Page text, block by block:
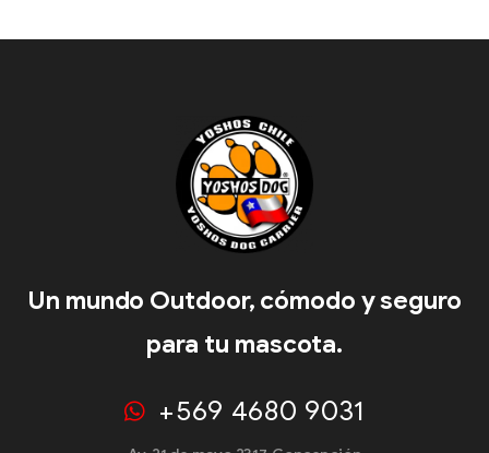
Un mundo Outdoor, cómodo y seguro
para tu mascota.
+569 4680 9031